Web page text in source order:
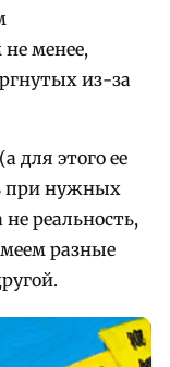
не менее,
из-за
для этого ее
при нужных
реальность,
разные